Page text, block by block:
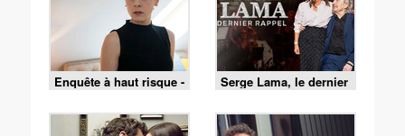
Enquête à haut risque -
02/08/2026
Serge Lama, le dernier
rappel